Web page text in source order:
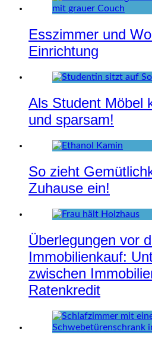
Esszimmer und
Einrichtung
Als Student Möbel
und sparsam!
So zieht
Zuhause ein!
Überlegungen vor
Immobilienkauf:
zwischen
Ratenkredit